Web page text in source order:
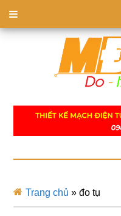
Trang chủ »đo tụ